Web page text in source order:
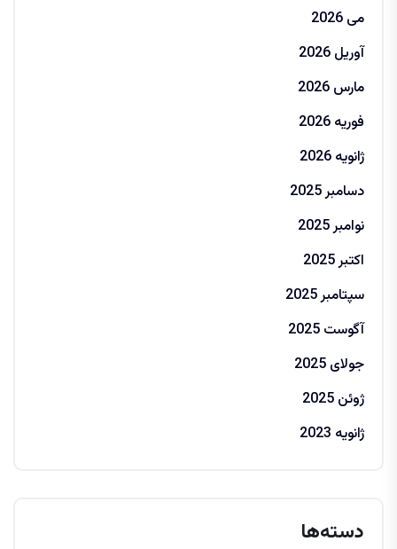
می 2026
آوریل 2026
مارس 2026
فوریه 2026
ژانویه 2026
دسامبر 2025
نوامبر 2025
اکتبر 2025
سپتامبر 2025
آگوست 2025
جولای 2025
ژوئن 2025
ژانویه 2023
دسته‌ها